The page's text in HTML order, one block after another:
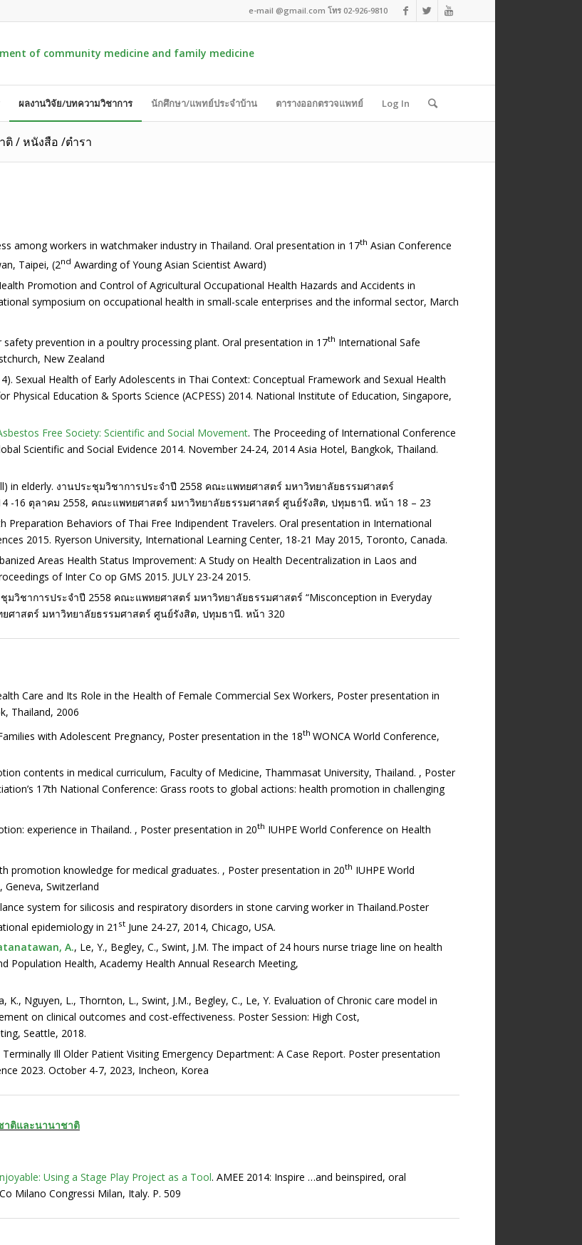
e-mail @gmail.com โทร 02-926-9810
ผลงานวิจัย/บทความวิชาการ นักศึกษา/แพทย์ประจำบ้าน ตารางออกตรวจแพทย์ Log In
ติ / หนังสือ /ตำรา
among workers in watchmaker industry in Thailand. Oral presentation in 17th Asian Conference
Taipei, (2nd Awarding of Young Asian Scientist Award)
Promotion and Control of Agricultural Occupational Health Hazards and Accidents in
symposium on occupational health in small-scale enterprises and the informal sector, March
prevention in a poultry processing plant. Oral presentation in 17th International Safe
New Zealand
Sexual Health of Early Adolescents in Thai Context: Conceptual Framework and Sexual Health
Physical Education & Sports Science (ACPESS) 2014. National Institute of Education, Singapore,
Free Society: Scientific and Social Movement. The Proceeding of International Conference
Scientific and Social Evidence 2014. November 24-24, 2014 Asia Hotel, Bangkok, Thailand.
in elderly. งานประชุมวิชาการประจำปี 2558 คณะแพทยศาสตร์ มหาวิทยาลัยธรรมศาสตร์
-16 ตุลาคม 2558, คณะแพทยศาสตร์ มหาวิทยาลัยธรรมศาสตร์ ศูนย์รังสิต, ปทุมธานี. หน้า 18 – 23
Preparation Behaviors of Thai Free Indipendent Travelers. Oral presentation in International
2015. Ryerson University, International Learning Center, 18-21 May 2015, Toronto, Canada.
Areas Health Status Improvement: A Study on Health Decentralization in Laos and
of Inter Co op GMS 2015. JULY 23-24 2015.
วิชาการประจำปี 2558 คณะแพทยศาสตร์ มหาวิทยาลัยธรรมศาสตร์ “Misconception in Everyday
ศาสตร์ มหาวิทยาลัยธรรมศาสตร์ ศูนย์รังสิต, ปทุมธานี. หน้า 320
Care and Its Role in the Health of Female Commercial Sex Workers, Poster presentation in
Thailand, 2006
with Adolescent Pregnancy, Poster presentation in the 18th WONCA World Conference,
contents in medical curriculum, Faculty of Medicine, Thammasat University, Thailand. , Poster
17th National Conference: Grass roots to global actions: health promotion in challenging
experience in Thailand. , Poster presentation in 20th IUHPE World Conference on Health
promotion knowledge for medical graduates. , Poster presentation in 20th IUHPE World
Switzerland
system for silicosis and respiratory disorders in stone carving worker in Thailand.Poster
epidemiology in 21 st June 24-27, 2014, Chicago, USA.
A., Le, Y., Begley, C., Swint, J.M. The impact of 24 hours nurse triage line on health
Population Health, Academy Health Annual Research Meeting,
K., Nguyen, L., Thornton, L., Swint, J.M., Begley, C., Le, Y. Evaluation of Chronic care model in
on clinical outcomes and cost-effectiveness. Poster Session: High Cost,
Seattle, 2018.
Ill Older Patient Visiting Emergency Department: A Case Report. Poster presentation
2023. October 4-7, 2023, Incheon, Korea
าติและนานาชาติ
Using a Stage Play Project as a Tool. AMEE 2014: Inspire …and beinspired, oral
Milano Congressi Milan, Italy. P. 509